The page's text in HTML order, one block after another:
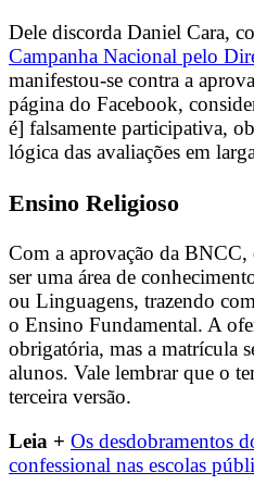
Dele discorda Daniel Cara,
Campanha Nacional pelo
manifestou-se contra a
página do Facebook,
é] falsamente participativa,
lógica das avaliações em
Ensino Religioso
Com a aprovação da BNCC,
ser uma área de
ou Linguagens, trazendo
o Ensino Fundamental. A
obrigatória, mas a matrícula
alunos. Vale lembrar que o
terceira versão.
Leia + Os desdobramentos
confessional nas escolas